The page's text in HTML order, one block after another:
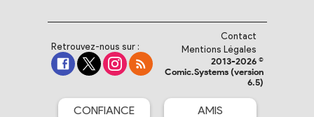
Retrouvez-nous sur :
Contact
Mentions Légales
2013-2026 ©
Comic.Systems (version
6.5)
CONFIANCE AMIS